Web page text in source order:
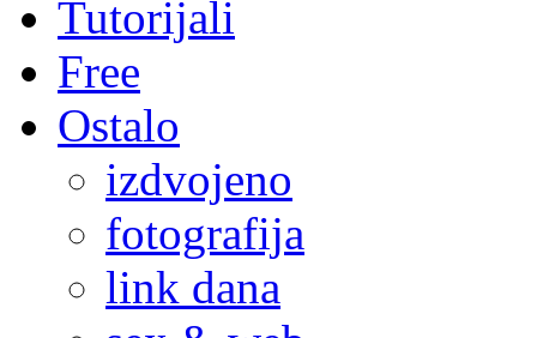
Tutorijali
Free
Ostalo
izdvojeno
fotografija
link dana